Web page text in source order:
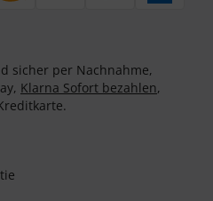
sicher per Nachnahme,
Klarna Sofort bezahlen,